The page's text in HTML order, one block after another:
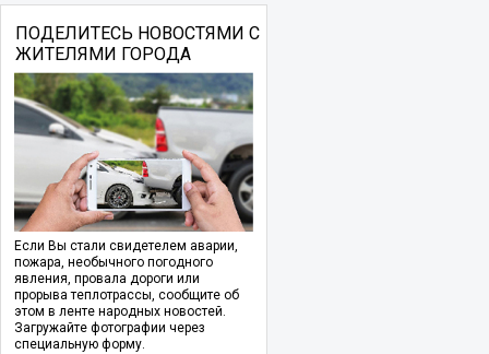
ПОДЕЛИТЕСЬ НОВОСТЯМИ С
ЖИТЕЛЯМИ ГОРОДА
Если Вы стали свидетелем аварии,
пожара, необычного погодного
явления, провала дороги или
прорыва теплотрассы, сообщите об
этом в ленте народных новостей.
Загружайте фотографии через
специальную форму.